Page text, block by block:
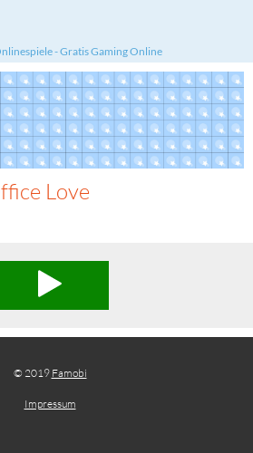
- Gratis Gaming Online
Love
© 2019 Famobi
Impressum